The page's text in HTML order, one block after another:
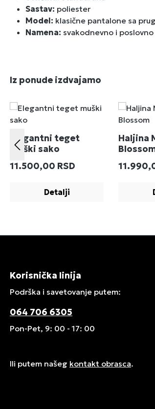
Sastav: poliester
Model: klasične pantalone sa
Namena: svakodnevno i
Preskoči galeriju proizvoda
Iz ponude izdvajamo
Elegantni teget
muški sako
Redovna cena:
11.500,00 RSD
Detalji
Haljina
Korisnička linija
Podrška i savetovanje putem:
064 706 6305
Pon-Pet, 9: 00 - 17: 00
Ili putem našeg kontakt obrasca.